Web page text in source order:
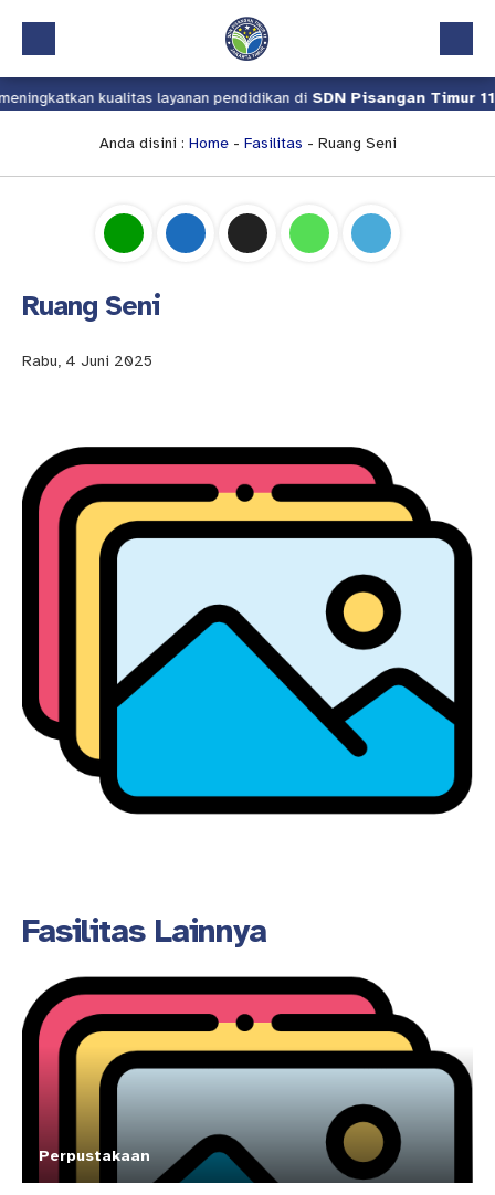
Beranda
Kalender Akademik
Download
kualitas layanan pendidikan di SDN Pisangan Timur 11
Anda disini : Home- Fasilitas - Ruang Seni
Ruang Seni
Rabu, 4 Juni 2025
Fasilitas Lainnya
Perpustakaan